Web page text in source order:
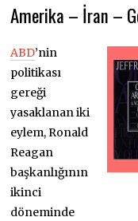
Amerika – İran –
ABD’nin
politikası
gereği
yasaklanan iki
eylem, Ronald
Reagan
başkanlığının
ikinci
döneminde